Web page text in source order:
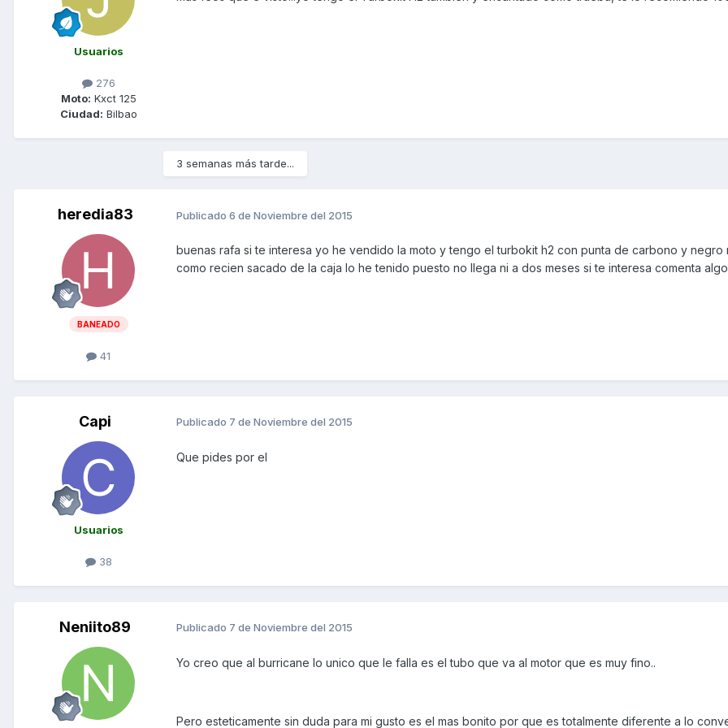
Usuarios
276
Moto: Kxct 125
Ciudad: Bilbao
3 semanas más tarde...
heredia83
BANEADO
41
Publicado 6 de Noviembre del 2015
buenas rafa si te interesa yo he vendido la moto y tengo el turbokit h2 con punta de carbono y negro
como recien sacado de la caja lo he tenido puesto no llega ni a dos meses si te interesa comenta
Capi
Usuarios
38
Publicado 7 de Noviembre del 2015
Que pides por el
Neniito89 Publicado 7 de Noviembre del 2015
Yo creo que al burricane lo unico que le falla es el tubo que va al motor que es muy fino..
Pero esteticamente sin duda para mi gusto es el mas bonito por que es totalmente diferente a lo